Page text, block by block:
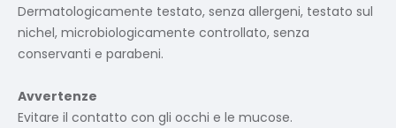
Dermatologicamente testato, senza allergeni, testato sul
nichel, microbiologicamente controllato, senza
conservanti e parabeni.
Avvertenze
Evitare il contatto con gli occhi e le mucose.